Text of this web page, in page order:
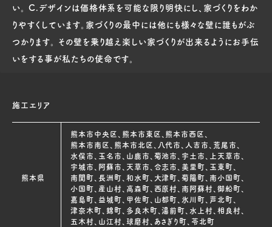
い。 C.デザインは価格体系を可能な限り明快にし、家づくりをわか
りやすくしています。家づくりの最中には他にも様々な壁に誰もがぶ
つかります。 その壁を乗り越え楽しい家づくりが出来るようにお手伝
いをする事が私たちの使命です。
施工エリア
熊本県
熊本市中央区、熊本市東区、熊本市西区、
熊本市南区、熊本市北区、八代市、人吉市、荒尾市、
水俣市、玉名市、山鹿市、菊池市、宇土市、上天草市、
宇城市、阿蘇市、天草市、合志市、美里町、玉東町、
南関町、長洲町、和水町、大津町、菊陽町、南小国町、
小国町、産山村、高森町、西原村、南阿蘇村、御船町、
嘉島町、益城町、甲佐町、山都町、氷川町、芦北町、
津奈木町、錦町、多良木町、湯前町、水上村、相良村、
五木村、山江村、球磨村、あさぎり町、苓北町